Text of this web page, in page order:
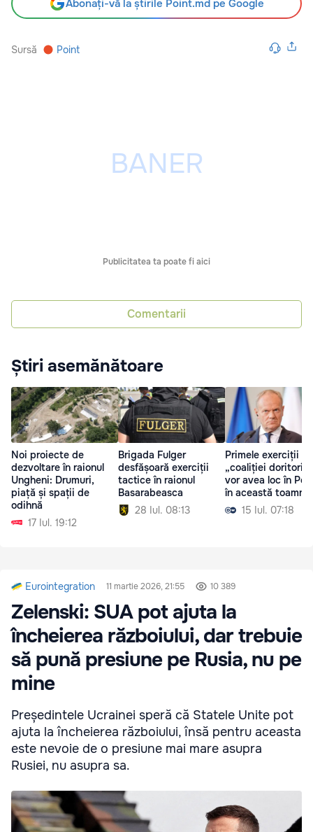
Abonați-vă la știrile Point.md pe Google
Sursă Point
Publicitatea ta poate fi aici
Comentarii
Știri asemănătoare
Noi proiecte de
dezvoltare în raionul
Ungheni: Drumuri,
piață și spații de
odihnă
17 Iul. 19:12
Brigada Fulger
desfășoară exerciții
tactice în raionul
Basarabeasca
28 Iul. 08:13
Primele exerciții
„coaliției
vor avea loc în
în această toamnă
15 Iul. 07:18
Eurointegration 11 martie 2026, 21:55 10 389
Zelenski: SUA pot ajuta la
încheierea războiului, dar trebuie
să pună presiune pe Rusia, nu pe
mine
Președintele Ucrainei speră că Statele Unite pot
ajuta la încheierea războiului, însă pentru aceasta
este nevoie de o presiune mai mare asupra
Rusiei, nu asupra sa.